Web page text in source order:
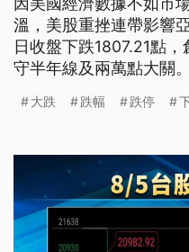
溫，美股重挫連帶影響
日收盤下跌1807.21點
守半年線及兩萬點大關
有相關具體措施推出。
大跌 跌幅 跌停